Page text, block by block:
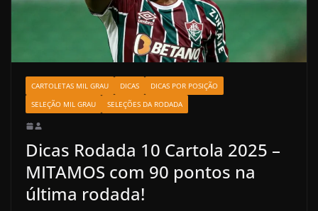
CARTOLETAS MIL GRAU DICAS
DICAS POR POSIÇÃO
SELEÇÃO MIL GRAU
SELEÇÕES DA RODADA
Dicas Rodada 10 Cartola 2025 –
MITAMOS com 90 pontos na
última rodada!